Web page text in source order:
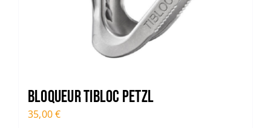
Bloqueur TIBLOC PETZL
35,00€